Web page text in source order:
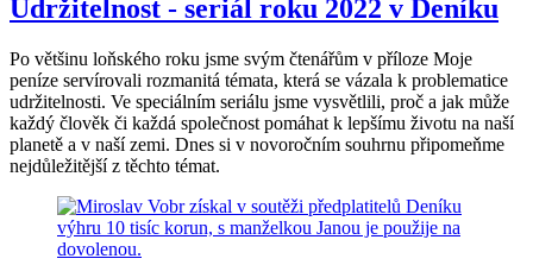
Udržitelnost - seriál roku 2022 v Deníku
Po většinu loňského roku jsme svým čtenářům v příloze Moje
peníze servírovali rozmanitá témata, která se vázala k problematice
udržitelnosti. Ve speciálním seriálu jsme vysvětlili, proč a jak může
každý člověk či každá společnost pomáhat k lepšímu životu na naší
planetě a v naší zemi. Dnes si v novoročním souhrnu připomeňme
nejdůležitější z těchto témat.